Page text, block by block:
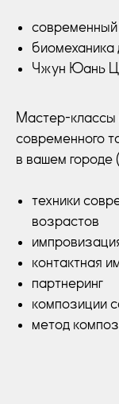
современный
биомеханика
Чжун Юань
Мастер-
современного
в вашем городе
техники
возрастов
контактная
партнеринг
композиции
метод